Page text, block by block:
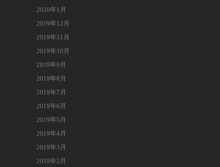
2020年1月
2019年12月
2019年11月
2019年10月
2019年9月
2019年8月
2019年7月
2019年6月
2019年5月
2019年4月
2019年3月
2019年2月